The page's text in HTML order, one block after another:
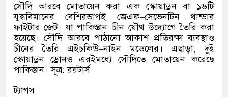
সৌদি আরবে মোতায়েন করা এক স্কোয়াড্রন বা ১৬টি
যুদ্ধবিমানের বেশিরভাগই জেএফ–সেভেনটিন থান্ডার
ফাইটার জেট। যা পাকিস্তান–চীন যৌথ উদ্যোগে তৈরি করা
হয়েছে। সৌদি আরবে পাঠানো আকাশ প্রতিরক্ষা ব্যবস্থাও
চীনের তৈরি এইচকিউ–নাইন মডেলের। এছাড়া,দুই
স্কোয়াড্রন ড্রোনও এরইমধ্যে সৌদিতে মোতায়েন করেছে
পাকিস্তান। সূত্র:রয়টার্স
ট্যাগস